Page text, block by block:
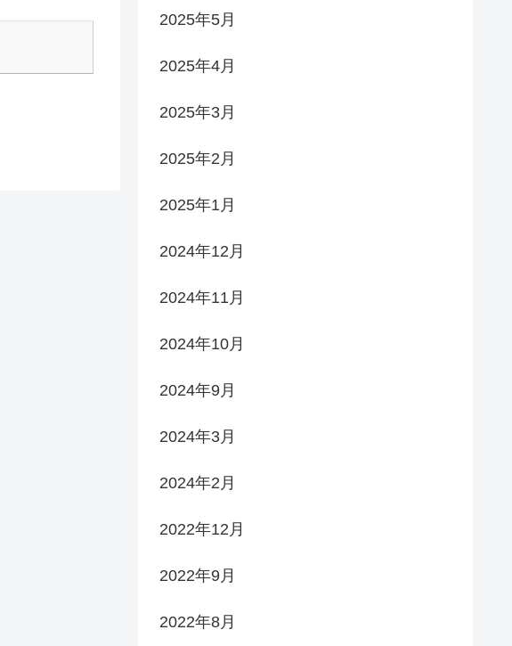
2025年5月
2025年4月
2025年3月
2025年2月
2025年1月
2024年12月
2024年11月
2024年10月
2024年9月
2024年3月
2024年2月
2022年12月
2022年9月
2022年8月